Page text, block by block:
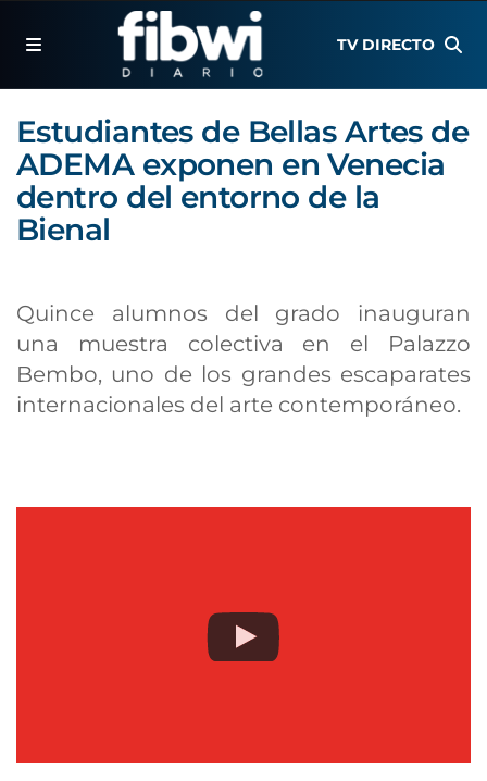
TV DIRECTO
Estudiantes de Bellas Artes de
ADEMA exponen en Venecia
dentro del entorno de la
Bienal
Quince alumnos del grado inauguran
una muestra colectiva en el Palazzo
Bembo, uno de los grandes escaparates
internacionales del arte contemporáneo.